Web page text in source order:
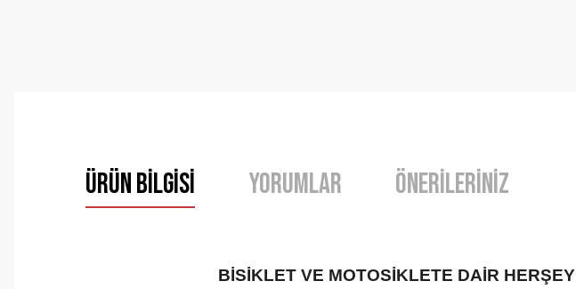
Ürün Bilgisi Yorumlar Önerileriniz
BİSİKLET VE MOTOSİKLETE DAİR HERŞEY